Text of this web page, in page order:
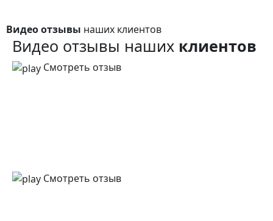
Видео отзывы наших клиентов
Видео отзывы наших клиентов
Смотреть отзыв
Смотреть отзыв